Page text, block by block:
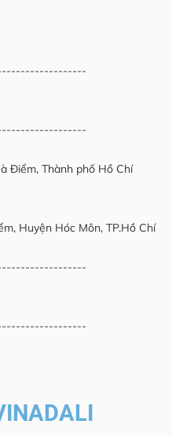
Điểm, Thành phố Hồ Chí
Huyện Hóc Môn, TP.Hồ Chí